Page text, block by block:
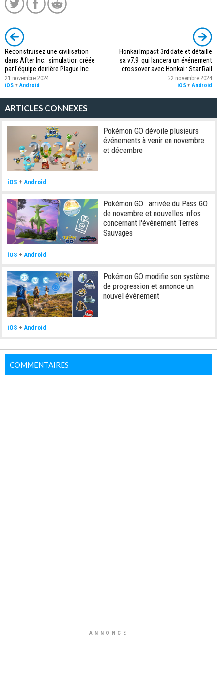
Reconstruisez une civilisation
dans After Inc., simulation créée
par l'équipe derrière Plague Inc.
21 novembre 2024
iOS +Android
Honkai Impact 3rd date et détaille
sa v7.9, qui lancera un événement
crossover avec Honkai : Star Rail
22 novembre 2024
iOS +Android
ARTICLES CONNEXES
Pokémon GO dévoile plusieurs
événements à venir en novembre
et décembre
iOS + Android
Pokémon GO : arrivée du Pass GO
de novembre et nouvelles infos
concernant l'événement Terres
Sauvages
iOS + Android
Pokémon GO modifie son système
de progression et annonce un
nouvel événement
iOS +Android
COMMENTAIRES
ANNONCE